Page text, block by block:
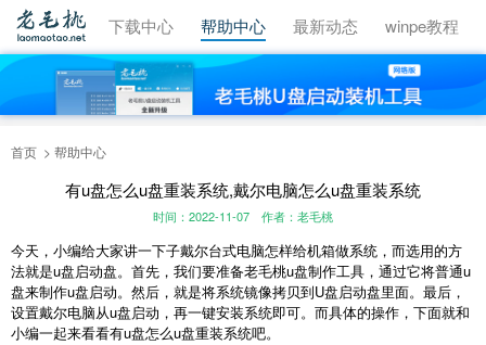
视频教程 下载中心 帮助中心 最新动态 winpe教程
首页 帮助中心
有u盘怎么u盘重装系统,戴尔电脑怎么u盘重装系统
时间：2022-11-07 作者：老毛桃
今天，小编给大家讲一下子戴尔台式电脑怎样给机箱做系统，而选用的方
法就是u盘启动盘。首先，我们要准备老毛桃u盘制作工具，通过它将普通u
盘来制作u盘启动。然后，就是将系统镜像拷贝到U盘启动盘里面。最后，
设置戴尔电脑从u盘启动，再一键安装系统即可。而具体的操作，下面就和
小编一起来看看有u盘怎么u盘重装系统吧。